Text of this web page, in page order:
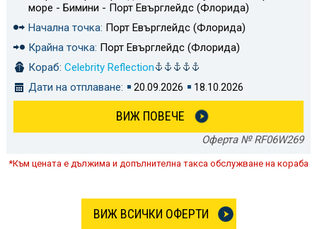
море - Бимини - Порт Евърглейдс (Флорида)
Начална точка: Порт Евърглейдс (Флорида)
Крайна точка: Порт Евърглейдс (Флорида)
Кораб: Celebrity Reflection
Дати на отплаване:
20.09.2026 18.10.2026
ВИЖ ПОВЕЧЕ
Оферта № RF06W269
*Към цената е дължима и допълнителна такса обслужване на кораба
ВИЖ ВСИЧКИ ОФЕРТИ